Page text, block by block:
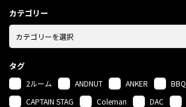
カテゴリー
タグ
2ルーム ANDNUT ANKER BBQ
CAPTAIN STAG
Coleman DAC